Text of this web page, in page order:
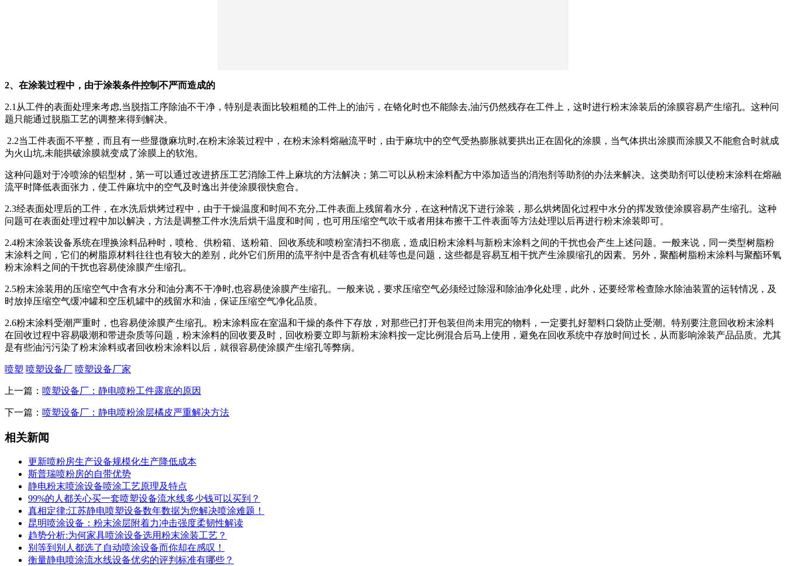
2、在涂装过程中，由于涂装条件控制不严而造成的
2.1从工件的表面处理来考虑,当脱指工序除油不干净，特别是表面比较粗糙的工件上的油污，在铬化时也不能除去,油污仍然残存在工件上，这时进行粉末涂装后的涂膜容易产生缩孔。这种问
题只能通过脱脂工艺的调整来得到解决。
2.2当工件表面不平整，而且有一些显微麻坑时,在粉末涂装过程中，在粉末涂料熔融流平时，由于麻坑中的空气受热膨胀就要拱出正在固化的涂膜，当气体拱出涂膜而涂膜又不能愈合时就成
为火山坑,未能拱破涂膜就变成了涂膜上的软泡。
这种问题对于冷喷涂的铝型材，第一可以通过改进挤压工艺消除工件上麻坑的方法解决；第二可以从粉末涂料配方中添加适当的消泡剂等助剂的办法来解决。这类助剂可以使粉末涂料在熔融
流平时降低表面张力，使工件麻坑中的空气及时逸出并使涂膜很快愈合。
2.3经表面处理后的工件，在水洗后烘烤过程中，由于干燥温度和时间不充分,工件表面上残留着水分，在这种情况下进行涂装，那么烘烤固化过程中水分的挥发致使涂膜容易产生缩孔。这种
问题可在表面处理过程中加以解决，方法是调整工件水洗后烘干温度和时间，也可用压缩空气吹干或者用抹布擦干工件表面等方法处理以后再进行粉末涂装即可。
2.4粉末涂装设备系统在理换涂料品种时，喷枪、供粉箱、送粉箱、回收系统和喷粉室清扫不彻底，造成旧粉末涂料与新粉末涂料之间的干扰也会产生上述问题。一般来说，同一类型树脂粉
末涂料之间，它们的树脂原材料往往也有较大的差别，此外它们所用的流平剂中是否含有机硅等也是问题，这些都是容易互相干扰产生涂膜缩孔的因素。另外，聚酯树脂粉末涂料与聚酯环氧
粉末涂料之间的干扰也容易使涂膜产生缩孔。
2.5粉末涂装用的压缩空气中含有水分和油分离不干净时,也容易使涂膜产生缩孔。一般来说，要求压缩空气必须经过除湿和除油净化处理，此外，还要经常检查除水除油装置的运转情况，及
时放掉压缩空气缓冲罐和空压机罐中的残留水和油，保证压缩空气净化品质。
2.6粉末涂料受潮严重时，也容易使涂膜产生缩孔。粉末涂料应在室温和干燥的条件下存放，对那些已打开包装但尚未用完的物料，一定要扎好塑料口袋防止受潮。特别要注意回收粉末涂料
在回收过程中容易吸潮和带进杂质等问题，粉末涂料的回收要及时，回收粉要立即与新粉末涂料按一定比例混合后马上使用，避免在回收系统中存放时间过长，从而影响涂装产品品质。尤其
是有些油污污染了粉末涂料或者回收粉末涂料以后，就很容易使涂膜产生缩孔等弊病。
喷塑 喷塑设备厂 喷塑设备厂家
上一篇： 喷塑设备厂：静电喷粉工件露底的原因
下一篇： 喷塑设备厂：静电喷粉涂层橘皮严重解决方法
相关新闻
更新喷粉房生产设备规模化生产降低成本
斯普瑞喷粉房的自带优势
静电粉末喷涂设备喷涂工艺原理及特点
99%的人都关心买一套喷塑设备流水线多少钱可以买到？
真相定律:江苏静电喷塑设备数年数据为您解决喷涂难题！
昆明喷涂设备：粉末涂层附着力冲击强度柔韧性解读
趋势分析:为何家具喷涂设备选用粉末涂装工艺？
别等到别人都选了自动喷涂设备而你却在感叹！
衡量静电喷涂流水线设备优劣的评判标准有哪些？